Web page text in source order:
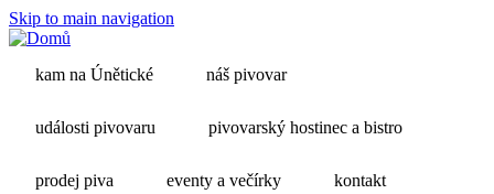
Skip to main navigation
kam na Únětické náš pivovar
události pivovaru pivovarský hostinec a bistro
prodej piva eventy a večírky kontakt